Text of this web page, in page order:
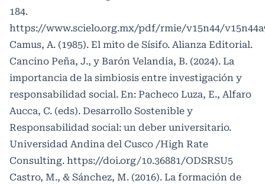
184.
https://www.scielo.org.mx/pdf/rmie/v15n44/
Camus, A. (1985). El mito de Sísifo. Alianza Editorial.
Cancino Peña, J., y Barón Velandia, B. (2024). La
importancia de la simbiosis entre investigación y
responsabilidad social. En: Pacheco Luza, E., Alfaro
Aucca, C. (eds). Desarrollo Sostenible y
Responsabilidad social: un deber universitario.
Universidad Andina del Cusco /High Rate
Consulting. https://doi.org/10.36881/ODSRSU5
Castro, M., & Sánchez, M. (2016). La formación de